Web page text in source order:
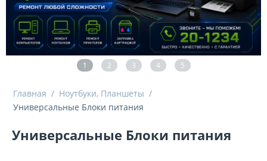
1 2 3 4 5
Главная / Ноутбуки, Планшеты /
Универсальные Блоки питания
Универсальные Блоки питания